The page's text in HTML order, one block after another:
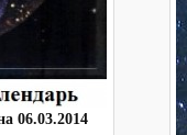
06.03.2014